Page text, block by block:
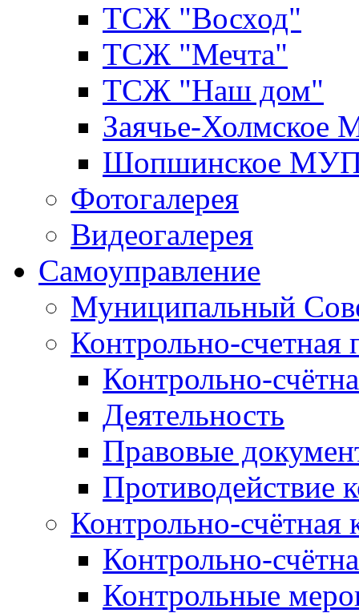
ТСЖ "Восход"
ТСЖ "Мечта"
ТСЖ "Наш дом"
Заячье-
Шопшинское
Фотогалерея
Видеогалерея
Самоуправление
Муниципальный
Контрольно-счетная
Контрольно-
Деятельность
Правовые
Противодействие
Контрольно-счётная
Контрольно-
Контрольные